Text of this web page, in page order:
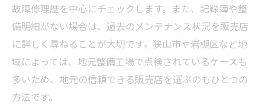
故障修理歴を中心にチェックします。また、記録簿や整
備明細がない場合は、過去のメンテナンス状況を販売店
に詳しく尋ねることが大切です。狭山市や岩槻区など地
域によっては、地元整備工場で点検されているケースも
多いため、地元の信頼できる販売店を選ぶのもひとつの
方法です。